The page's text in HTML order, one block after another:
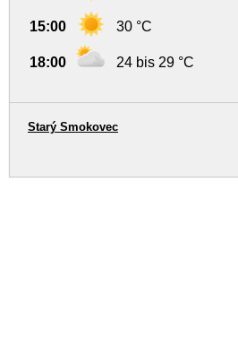
15:00 30 °C
18:00 24 bis 29 °C
Starý Smokovec